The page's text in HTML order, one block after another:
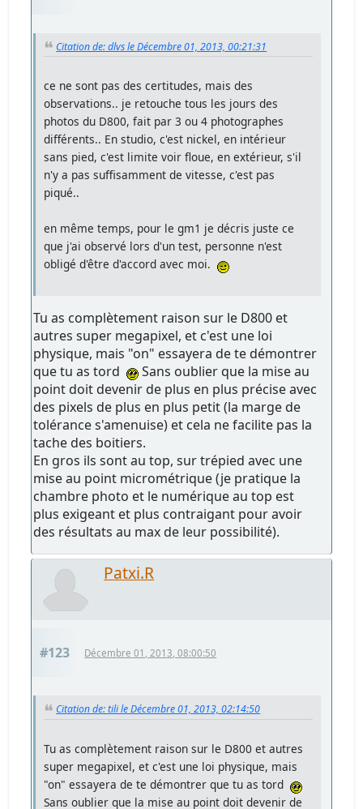
Citation de: dlvs le Décembre 01, 2013, 00:21:31
ce ne sont pas des certitudes, mais des
observations.. je retouche tous les jours des
photos du D800, fait par 3 ou 4 photographes
différents.. En studio, c'est nickel, en intérieur
sans pied, c'est limite voir floue, en extérieur, s'il
n'y a pas suffisamment de vitesse, c'est pas
piqué..
en même temps, pour le gm1 je décris juste ce
que j'ai observé lors d'un test, personne n'est
obligé d'être d'accord avec moi.
Tu as complètement raison sur le D800 et
autres super megapixel, et c'est une loi
physique, mais "on" essayera de te démontrer
que tu as tord
Sans oublier que la mise au
point doit devenir de plus en plus précise avec
des pixels de plus en plus petit (la marge de
tolérance s'amenuise) et cela ne facilite pas la
tache des boitiers.
En gros ils sont au top, sur trépied avec une
mise au point micrométrique (je pratique la
chambre photo et le numérique au top est
plus exigeant et plus contraigant pour avoir
des résultats au max de leur possibilité).
Patxi.R
#123 Décembre 01, 2013, 08:00:50
Citation de: tili le Décembre 01, 2013, 02:14:50
Tu as complètement raison sur le D800 et autres
super megapixel, et c'est une loi physique, mais
"on" essayera de te démontrer que tu as tord
Sans oublier que la mise au point doit devenir de